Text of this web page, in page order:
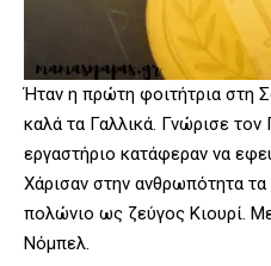
Ήταν η πρώτη φοιτήτρια στη
καλά τα Γαλλικά. Γνώρισε τον
εργαστήριο κατάφεραν να
Χάρισαν στην ανθρωπότητα τα
πολώνιο ως ζεύγος Κιουρί.
Νόμπελ.